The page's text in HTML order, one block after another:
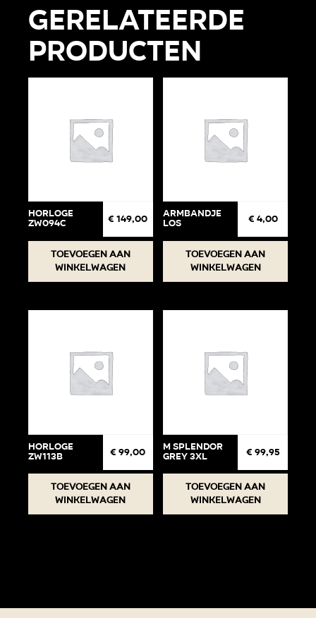
Gerelateerde
producten
Horloge
ZW094C € 149,00
Toevoegen aan
winkelwagen
Armbandje
Los € 4,00
Toevoegen aan
winkelwagen
Horloge
ZW113B € 99,00
Toevoegen aan
winkelwagen
M Splendor
Grey 3XL € 99,95
Toevoegen aan
winkelwagen